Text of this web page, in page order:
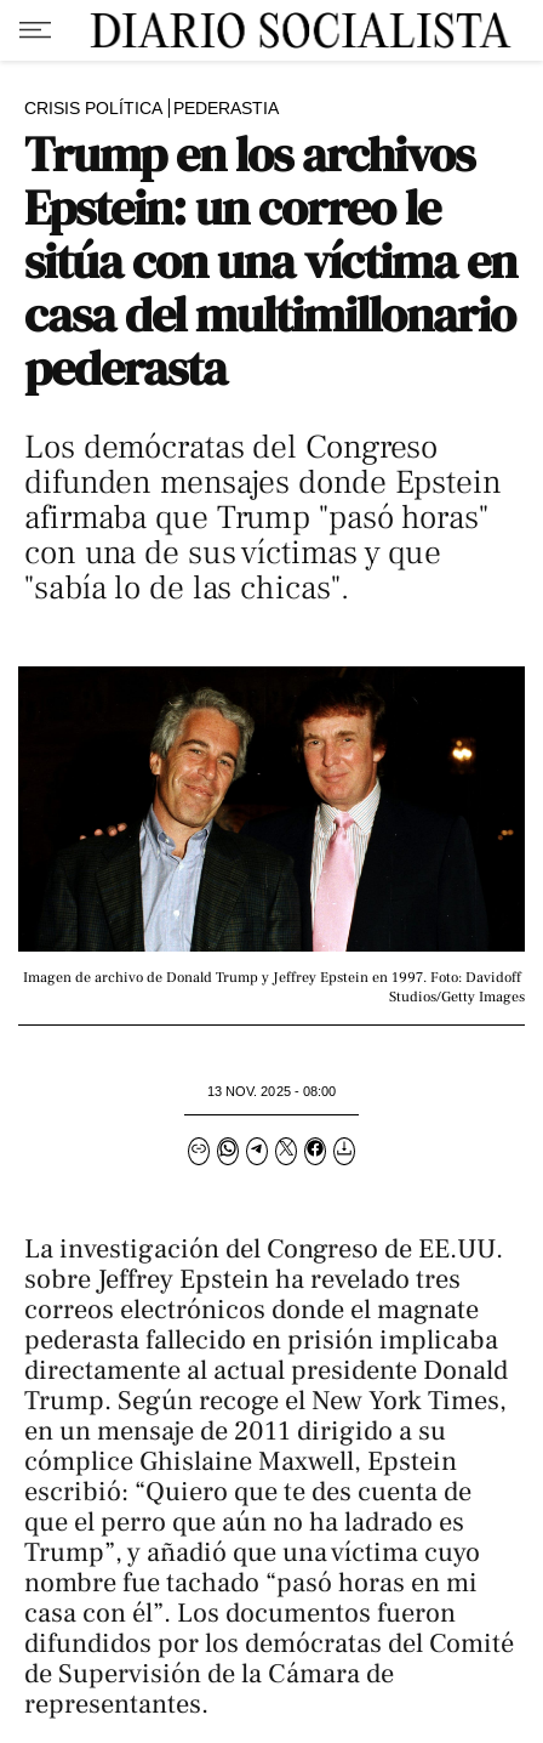
CRISIS POLÍTICA PEDERASTIA
Trump en los archivos
Epstein: un correo le
sitúa con una víctima en
casa del multimillonario
pederasta
Los demócratas del Congreso
difunden mensajes donde Epstein
afirmaba que Trump "pasó horas"
con una de sus víctimas y que
"sabía lo de las chicas".
Imagen de archivo de Donald Trump y Jeffrey Epstein en 1997. Foto: Davidoff
Studios/Getty Images
13 NOV. 2025 - 08:00
La investigación del Congreso de EE.UU.
sobre Jeffrey Epstein ha revelado tres
correos electrónicos donde el magnate
pederasta fallecido en prisión implicaba
directamente al actual presidente Donald
Trump. Según recoge el New York Times,
en un mensaje de 2011 dirigido a su
cómplice Ghislaine Maxwell, Epstein
escribió: “Quiero que te des cuenta de
que el perro que aún no ha ladrado es
Trump”, y añadió que una víctima cuyo
nombre fue tachado “pasó horas en mi
casa con él”. Los documentos fueron
difundidos por los demócratas del Comité
de Supervisión de la Cámara de
representantes.